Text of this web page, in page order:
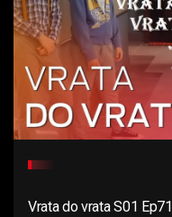
Vrata do vrata S01 Ep71